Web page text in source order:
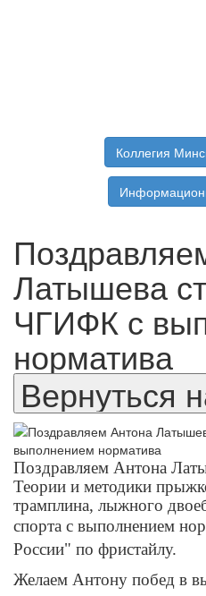
Коллегия
Латышева
ЧГИФК с
норматива
Поздравляем Антона
Теории и методики
трамплина, лыжного
спорта с выполнением
России" по фристайлу.
Желаем Антону побед в